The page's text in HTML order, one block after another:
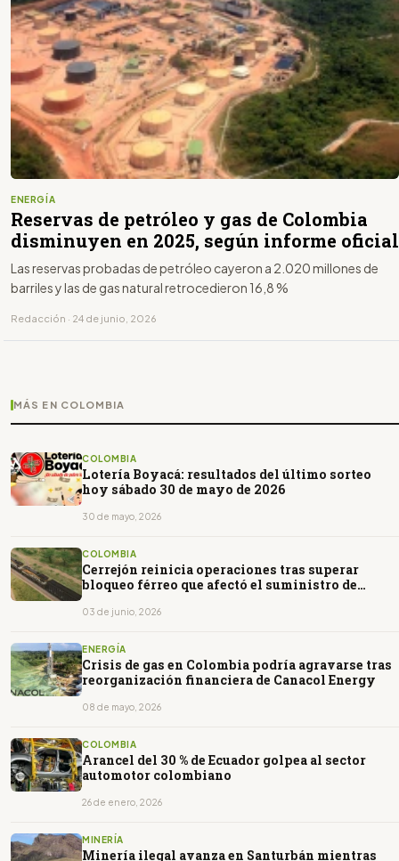
ENERGÍA
Reservas de petróleo y gas de Colombia
disminuyen en 2025, según informe oficial
Las reservas probadas de petróleo cayeron a 2.020 millones de
barriles y las de gas natural retrocedieron 16,8 %
Redacción · 24 de junio, 2026
MÁS EN COLOMBIA
COLOMBIA
Lotería Boyacá: resultados del último sorteo
hoy sábado 30 de mayo de 2026
30 de mayo, 2026
COLOMBIA
Cerrejón reinicia operaciones tras superar
bloqueo férreo que afectó el suministro de
03 de junio, 2026
ENERGÍA
Crisis de gas en Colombia podría agravarse tras
reorganización financiera de Canacol Energy
08 de mayo, 2026
COLOMBIA
Arancel del 30 % de Ecuador golpea al sector
automotor colombiano
26 de enero, 2026
MINERÍA
Minería ilegal avanza en Santurbán mientras